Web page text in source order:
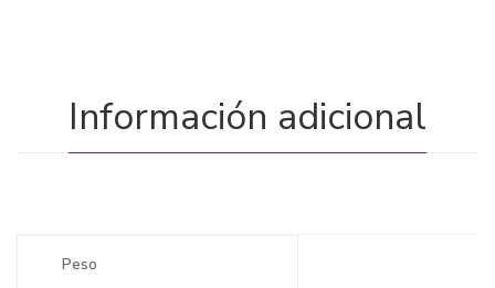
Información adicional
Peso